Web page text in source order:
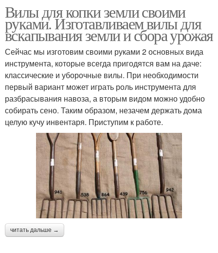
Вилы для копки земли своими
руками. Изготавливаем вилы для
вскапывания земли и сбора урожая
Сейчас мы изготовим своими руками 2 основных вида
инструмента, которые всегда пригодятся вам на даче:
классические и уборочные вилы. При необходимости
первый вариант может играть роль инструмента для
разбрасывания навоза, а вторым видом можно удобно
собирать сено. Таким образом, незачем держать дома
целую кучу инвентаря. Приступим к работе.
читать дальше →